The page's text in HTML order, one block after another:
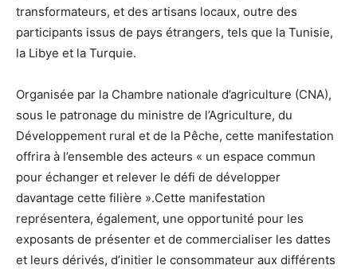
transformateurs, et des artisans locaux, outre des
participants issus de pays étrangers, tels que la Tunisie,
la Libye et la Turquie.
Organisée par la Chambre nationale d’agriculture (CNA),
sous le patronage du ministre de l’Agriculture, du
Développement rural et de la Pêche, cette manifestation
offrira à l’ensemble des acteurs « un espace commun
pour échanger et relever le défi de développer
davantage cette filière ».Cette manifestation
représentera, également, une opportunité pour les
exposants de présenter et de commercialiser les dattes
et leurs dérivés, d’initier le consommateur aux différents